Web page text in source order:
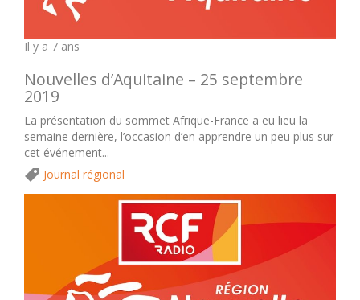
Il y a 7 ans
Nouvelles d’Aquitaine – 25 septembre
2019
La présentation du sommet Afrique-France a eu lieu la
semaine dernière, l’occasion d’en apprendre un peu plus sur
cet événement...
Journal régional